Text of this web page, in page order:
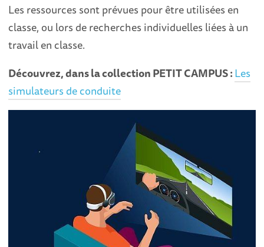
Les ressources sont prévues pour être utilisées en
classe, ou lors de recherches individuelles liées à un
travail en classe.
Découvrez, dans la collection PETIT CAMPUS :Les
simulateurs de conduite